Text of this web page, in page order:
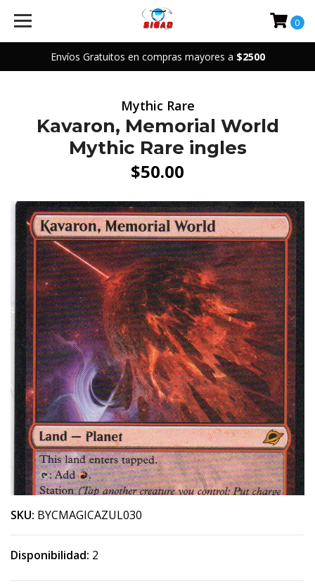
Envíos Gratuitos en compras mayores a $2500
0
Mythic Rare
Kavaron, Memorial World
Mythic Rare ingles
$50.00
SKU: BYCMAGICAZUL030
Disponibilidad: 2